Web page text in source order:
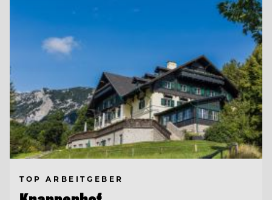
TOP ARBEITGEBER